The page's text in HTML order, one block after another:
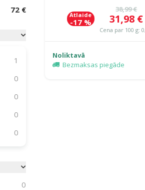
72 €
1
0
0
0
0
0
Oriģinālā
38,99 €
Cena
31,98 €
Cena par 100 g:
Atlaide
-17 %
Noliktavā
Bezmaksas piegāde